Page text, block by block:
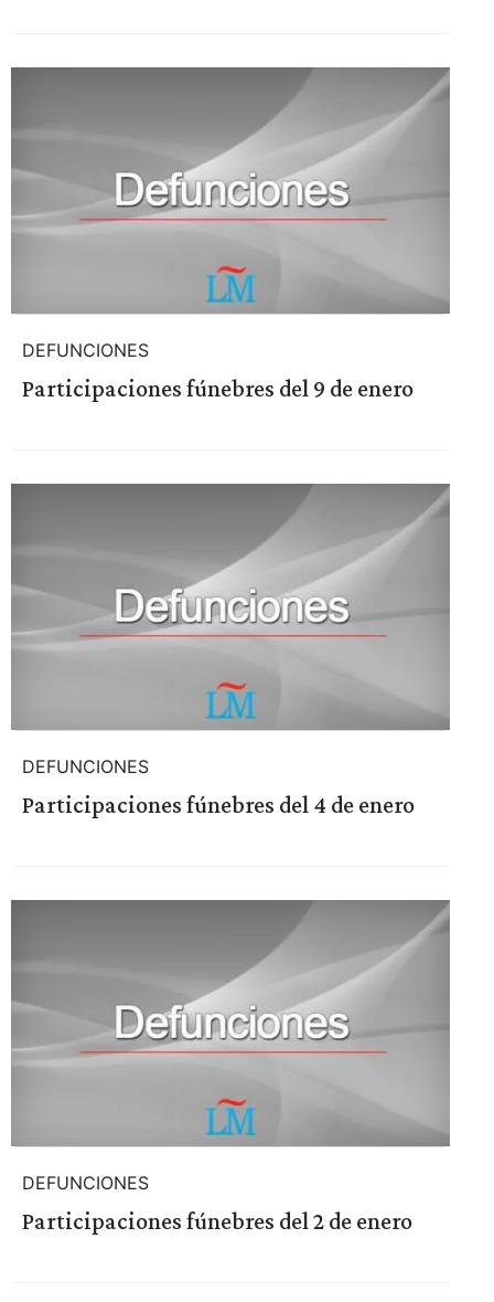
DEFUNCIONES
Participaciones fúnebres del 9 de enero
DEFUNCIONES
Participaciones fúnebres del 4 de enero
DEFUNCIONES
Participaciones fúnebres del 2 de enero